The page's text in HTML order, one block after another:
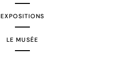
EXPOSITIONS
LE MUSÉE